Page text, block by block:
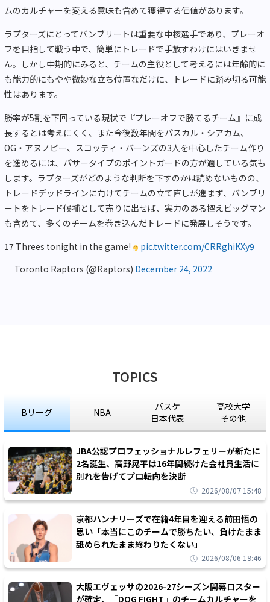
ムのカルチャーを変える意味も含めて獲得する価値があります。
ラプターズにとってバンブリートは重要な中核選手であり、プレーオ
フを目指して戦う中で、簡単にトレードで手放すわけにはいきませ
ん。しかし中期的にみると、チームの主役として考えるには年齢的に
も能力的にもやや微妙な立ち位置なだけに、トレードに踏み切る可能
性はあります。
勝率が5割を下回っている現状で『プレーオフで勝てるチーム』に成
長するとは考えにくく、また今後数年間をパスカル・シアカム、
OG・アヌノビー、スコッティ・バーンズの3人を中心したチーム作り
を進めるには、パサータイプのポイントガードの方が適している気も
します。ラプターズがどのような判断を下すのかは読めないものの、
トレードデッドラインに向けてチームの立て直しが進まず、バンブリ
ートをトレード候補として売りに出せば、実力のある控えビッグマン
も含めて、多くのチームを巻き込んだトレードに発展しそうです。
17 Threes tonight in the game!
pic.twitter.com/CRRghiKXy9
— Toronto Raptors (@Raptors) December 24, 2022
TOPICS
Bリーグ NBA
バスケ
日本代表
高校大学
その他
JBA公認プロフェッショナルレフェリーが新たに
2名誕生、高野晃平は16年間続けた会社員生活に
別れを告げてプロ転向を決断
2026/08/07 15:48
京都ハンナリーズで在籍4年目を迎える前田悟の
思い「本当にこのチームで勝ちたい、負けたまま
舐められたまま終わりたくない」
2026/08/06 19:46
大阪エヴェッサの2026-27シーズン開幕ロスター
が確定、『DOG FIGHT』のチームカルチャーを